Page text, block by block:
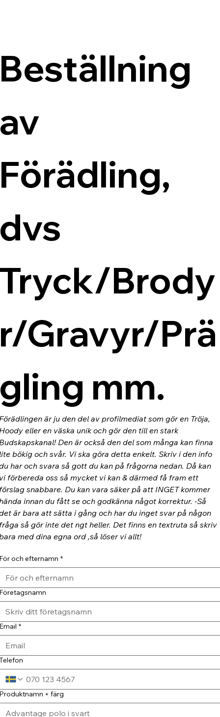
Brody
Gravyr/Prä
mm.
är ju den del av profilmediat som gör en Tröja,
eller en väska unik och gör den till en stark
Den är också den del som många kan finna
bökig och svår. Vi ska göra detta enkelt. Skriv i den info
har och svara så gott du kan på frågorna nedan. Då kan
förbereda oss så mycket vi kan & därmed få fram ett
snabbare. Du kan vara säker på att INGET kommer
innan du fått se och godkänna något korrektur. -Så
är bara att sätta i gång och har du inget svar på någon
så gör inte det ngt heller. Det finns en textruta så skriv
med dina egna ord ,så löser vi allt!
och efternamn *
*
+ färg